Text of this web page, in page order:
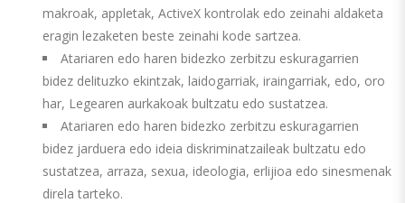
makroak, appletak, ActiveX kontrolak edo zeinahi aldaketa
eragin lezaketen beste zeinahi kode sartzea.
Atariaren edo haren bidezko zerbitzu eskuragarrien
bidez delituzko ekintzak, laidogarriak, iraingarriak, edo, oro
har, Legearen aurkakoak bultzatu edo sustatzea.
Atariaren edo haren bidezko zerbitzu eskuragarrien
bidez jarduera edo ideia diskriminatzaileak bultzatu edo
sustatzea, arraza, sexua, ideologia, erlijioa edo sinesmenak
direla tarteko.